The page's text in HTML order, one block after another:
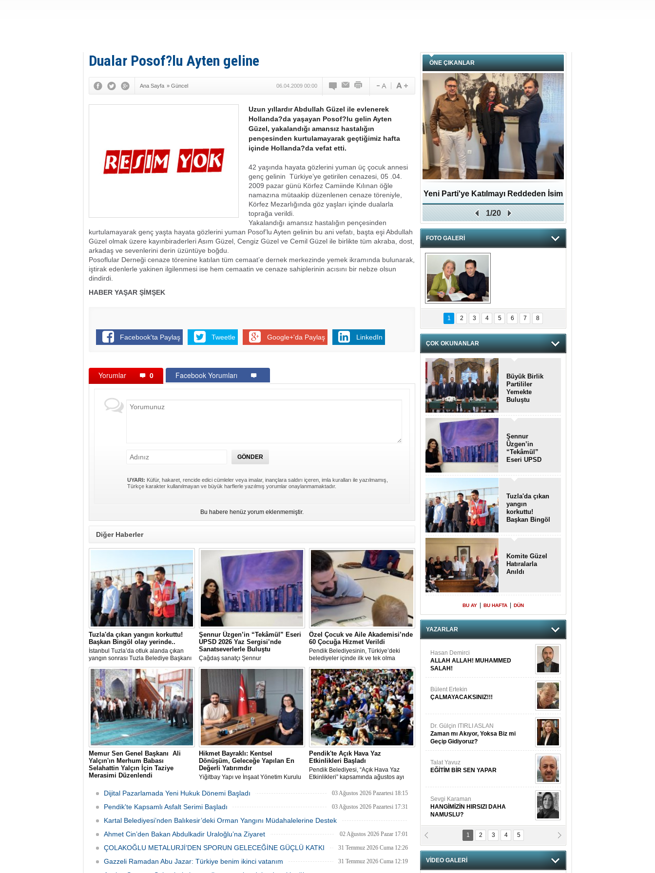
Dualar Posof?lu Ayten geline
Ana Sayfa » Güncel 06.04.2009 00:00
Uzun yıllardır Abdullah Güzel ile evlenerek
Hollanda?da yaşayan Posof?lu gelin Ayten
Güzel, yakalandığı amansız hastalığın
pençesinden kurtulamayarak geçtiğimiz hafta
içinde Hollanda?da vefat etti.
42 yaşında hayata gözlerini yuman üç çocuk annesi
genç gelinin Türkiye’ye getirilen cenazesi, 05 .04.
2009 pazar günü Körfez Camiinde Kılınan öğle
namazına mütaakip düzenlenen cenaze töreniyle,
Körfez Mezarlığında göz yaşları içinde dualarla
toprağa verildi.
Yakalandığı amansız hastalığın pençesinden
kurtulamayarak genç yaşta hayata gözlerini yuman Posof’lu Ayten gelinin bu ani vefatı, başta eşi Abdullah
Güzel olmak üzere kayınbiraderleri Asım Güzel, Cengiz Güzel ve Cemil Güzel ile birlikte tüm akraba, dost,
arkadaş ve sevenlerini derin üzüntüye boğdu.
Posoflular Derneği cenaze törenine katılan tüm cemaat’e dernek merkezinde yemek ikramında bulunarak,
iştirak edenlerle yakinen ilgilenmesi ise hem cemaatin ve cenaze sahiplerinin acısını bir nebze olsun
dindirdi.
HABER YAŞAR ŞİMŞEK
Facebook'ta Paylaş Tweetle Google+'da Paylaş LinkedIn
Yorumlar 0 Facebook Yorumları
UYARI: Küfür, hakaret, rencide edici cümleler veya imalar, inançlara saldırı içeren, imla kuralları ile yazılmamış,
Türkçe karakter kullanılmayan ve büyük harflerle yazılmış yorumlar onaylanmamaktadır.
Bu habere henüz yorum eklenmemiştir.
Diğer Haberler
Tuzla'da çıkan yangın korkuttu!
Başkan Bingöl olay yerinde..
İstanbul Tuzla’da otluk alanda çıkan
yangın sonrası Tuzla Belediye Başkanı
Av. Eren Ali Bingöl de bölgeye giderek
incelemelerde bulundu.
Şennur Üzgen’in “Tekâmül” Eseri
UPSD 2026 Yaz Sergisi’nde
Sanatseverlerle Buluştu
Çağdaş sanatçı Şennur
Üzgen’in Tekâmül adlı eseri,
Uluslararası Plastik Sanatlar Derneği
(UPSD) tarafından düzenlenen 2026
Yaz Sergisi’nde sanatseverlerle buluştu.
Özel Çocuk ve Aile Akademisi’nde
60 Çocuğa Hizmet Verildi
Pendik Belediyesinin, Türkiye’deki
belediyeler içinde ilk ve tek olma
özelliği taşıyan “Özel Çocuk ve Aile
Akademisi” programından ilk dönemde
60 özel çocuk yararlandı.
Memur Sen Genel Başkanı Ali
Yalçın'ın Merhum Babası
Selahattin Yalçın İçin Taziye
Merasimi Düzenlendi
rahmet-i Rahman'a kavuşan kıymetli
babası Selahattin Yalçın için, Eğitim-Bir-
Sen İstanbul Şubelerinin
günü Sultanbeyli Abdurrahmangazi
Hikmet Bayraklı: Kentsel
Dönüşüm, Geleceğe Yapılan En
Değerli Yatırımdır
Yiğitbay Yapı ve İnşaat Yönetim Kurulu
Bayraklı, emlak ve gayrimenkul
danışmanı Aslı Alan’ı çalışma ofisinde
ağırladı
Pendik'te Açık Hava Yaz
Etkinlikleri Başladı
Pendik Belediyesi, “Açık Hava Yaz
Etkinlikleri” kapsamında ağustos ayı
geceleri ve açık hava tiyatrolarıyla
etkinliklerinde buluşturuyor.
Dijital Pazarlamada Yeni Hukuk Dönemi Başladı 03 Ağustos 2026 Pazartesi 18:15
Pendik'te Kapsamlı Asfalt Serimi Başladı 03 Ağustos 2026 Pazartesi 17:31
Kartal Belediyesi’nden Balıkesir’deki Orman Yangını Müdahalelerine Destek
03 Ağustos 2026 Pazartesi 11:55
Ahmet Cin’den Bakan Abdulkadir Uraloğlu’na Ziyaret 02 Ağustos 2026 Pazar 17:01
ÇOLAKOĞLU METALURJİ’DEN SPORUN GELECEĞİNE GÜÇLÜ KATKI 31 Temmuz 2026 Cuma 12:26
Gazzeli Ramadan Abu Jazar: Türkiye benim ikinci vatanım 31 Temmuz 2026 Cuma 12:19
ÖNE ÇIKANLAR
Yeni Parti'ye Katılmayı Reddeden İsim
Zafer Partisi'ne katıldı
1/20
FOTO GALERİ
hnzzzna
1 2 3 4 5 6 7 8
ÇOK OKUNANLAR
Büyük Birlik
Partililer
Yemekte
Buluştu
Şennur
Üzgen’in
“Tekâmül”
Eseri UPSD
Sergisi’nde
Tuzla'da çıkan
yangın
korkuttu!
Başkan Bingöl
Komite Güzel
Hatıralarla
Anıldı
BU AY BU HAFTA DÜN
YAZARLAR
Hasan Demirci
ALLAH ALLAH! MUHAMMED
SALAH!
Bülent Ertekin
ÇALMAYACAKSINIZ!!!
Dr. Gülçin ITIRLI ASLAN
Zaman mı Akıyor, Yoksa Biz mi
Geçip Gidiyoruz?
Talat Yavuz
EĞİTİM BİR SEN YAPAR
Sevgi Karaman
HANGİMİZİN HIRSIZI DAHA
NAMUSLU?
Prof. Dr. Cahit Kurbanoğlu
1 2 3 4 5
VİDEO GALERİ